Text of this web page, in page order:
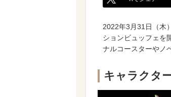
2022年3月31日（木
ションビュッフェを
ナルコースターやノ
キャラクタ